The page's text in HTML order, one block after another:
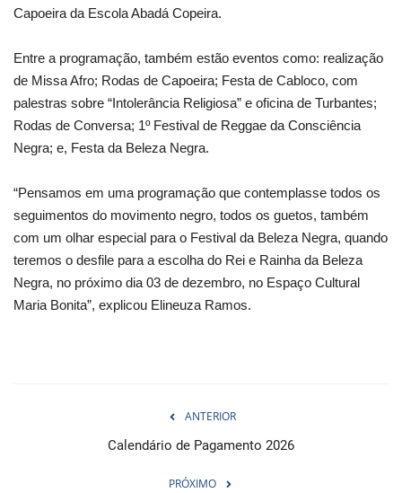
Capoeira da Escola Abadá Copeira.
Entre a programação, também estão eventos como: realização
de Missa Afro; Rodas de Capoeira; Festa de Cabloco, com
palestras sobre “Intolerância Religiosa” e oficina de Turbantes;
Rodas de Conversa; 1º Festival de Reggae da Consciência
Negra; e, Festa da Beleza Negra.
“Pensamos em uma programação que contemplasse todos os
seguimentos do movimento negro, todos os guetos, também
com um olhar especial para o Festival da Beleza Negra, quando
teremos o desfile para a escolha do Rei e Rainha da Beleza
Negra, no próximo dia 03 de dezembro, no Espaço Cultural
Maria Bonita”, explicou Elineuza Ramos.
ANTERIOR
Calendário de Pagamento 2026
PRÓXIMO